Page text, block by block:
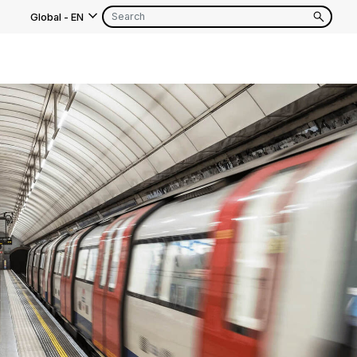
Global- EN
EN FR
EN
FR
EN FR